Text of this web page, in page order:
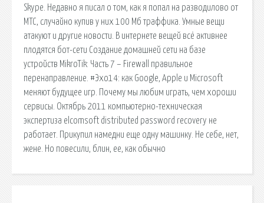
Skype. Недавно я писал о том, как я попал на разводилово от
МТС, случайно купив у них 100 Мб траффика. Умные вещи
атакуют и другие новости. В интернете вещей всё активнее
плодятся бот-сети Создание домашней сети на базе
устройств MikroTik: Часть 7 – Firewall правильное
перенаправление. #Эхо14: как Google, Apple и Microsoft
меняют будущее игр. Почему мы любим играть, чем хороши
сервисы. Октябрь 2011 компьютерно-техническая
экспертиза elcomsoft distributed password recovery не
работает. Прикупил намедни еще одну машинку. Не себе, нет,
жене. Но повесили, блин, ее, как обычно